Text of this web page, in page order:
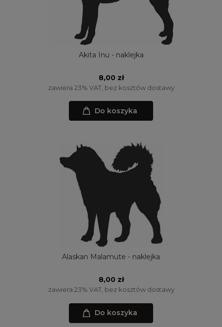
Akita Inu - naklejka
8,00 zł
zawiera 23% VAT, bez kosztów dostawy
Do koszyka
Alaskan Malamute - naklejka
8,00 zł
zawiera 23% VAT, bez kosztów dostawy
Do koszyka